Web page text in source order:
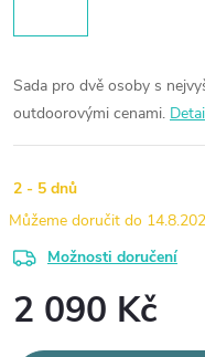
Sada pro dvě osoby s
outdoorovými cenami.
2 - 5 dnů
Možnosti doručení
2 090 Kč